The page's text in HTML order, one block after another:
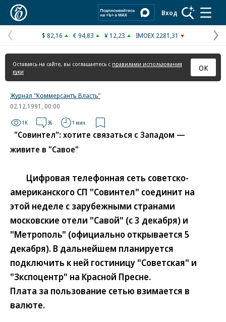
Вход
Предыдущая
страница
$ 82,16 € 94,83 ¥ 12,23 IMOEX 2281,31
Оставаясь на сайте, вы соглашаетесь с правилами использования
куки
ОК
Журнал "Коммерсантъ Власть"
02.12.1991, 00:00
1K 36 1 мин.
"Совинтел": хотите связаться с Западом —
живите в "Савое"
Цифровая телефонная сеть советско-
американского СП "Совинтел" соединит на
этой неделе с зарубежными странами
московские отели "Савой" (с 3 декабря) и
"Метрополь" (официально открывается 5
декабря). В дальнейшем планируется
подключить к ней гостиницу "Советская" и
"Зкспоцентр" на Красной Пресне.
Плата за пользование сетью взимается в
валюте.